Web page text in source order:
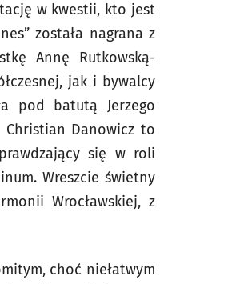
w kwestii, kto jest
została nagrana z
Annę Rutkowską-
jak i bywalcy
pod batutą Jerzego
Christian Danowicz to
się w roli
Wreszcie świetny
Wrocławskiej, z
choć niełatwym